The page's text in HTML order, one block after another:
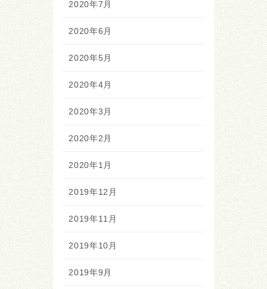
2020年7月
2020年6月
2020年5月
2020年4月
2020年3月
2020年2月
2020年1月
2019年12月
2019年11月
2019年10月
2019年9月